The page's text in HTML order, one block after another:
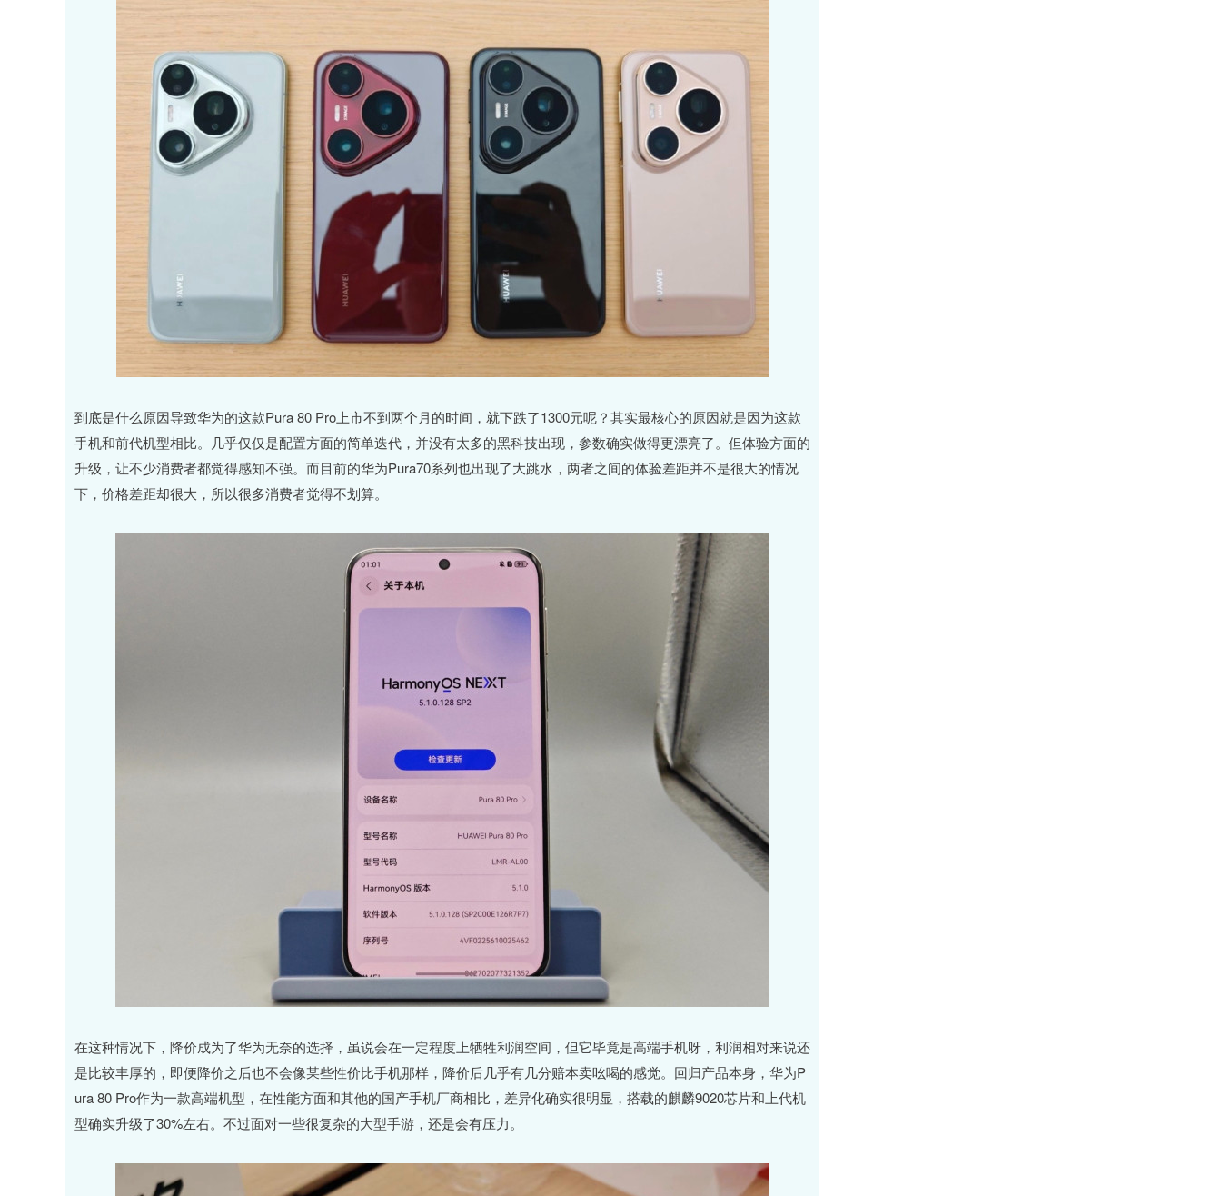
到底是什么原因导致华为的这款Pura 80 Pro上市不到两个月的时间，就下跌了1300元呢？其实最核心的原因就是因为这款
手机和前代机型相比。几乎仅仅是配置方面的简单迭代，并没有太多的黑科技出现，参数确实做得更漂亮了。但体验方面的
升级，让不少消费者都觉得感知不强。而目前的华为Pura70系列也出现了大跳水，两者之间的体验差距并不是很大的情况
下，价格差距却很大，所以很多消费者觉得不划算。
在这种情况下，降价成为了华为无奈的选择，虽说会在一定程度上牺牲利润空间，但它毕竟是高端手机呀，利润相对来说还
是比较丰厚的，即便降价之后也不会像某些性价比手机那样，降价后几乎有几分赔本卖吆喝的感觉。回归产品本身，华为P
ura 80 Pro作为一款高端机型，在性能方面和其他的国产手机厂商相比，差异化确实很明显，搭载的麒麟9020芯片和上代机
型确实升级了30%左右。不过面对一些很复杂的大型手游，还是会有压力。